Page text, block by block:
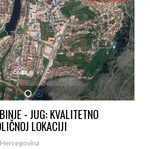
1 2
- JUG: KVALITETNO
LOKACIJI